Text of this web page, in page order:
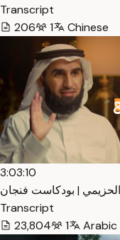
Transcript
206
1 Chinese
3:03:10
| بودكاست فنجان —
Transcript
23,804
1 Arabic